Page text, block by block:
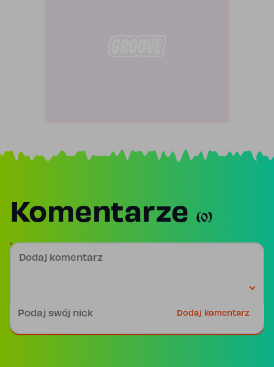
Komentarze (0)
Dodaj komentarz
Dodaj komentarz